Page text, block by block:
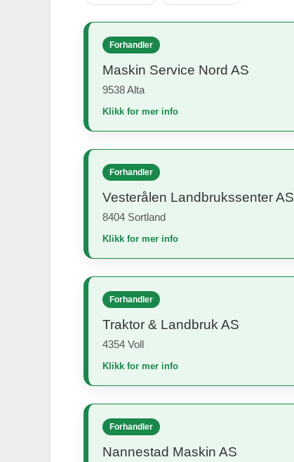
Forhandler
Maskin Service Nord AS
9538 Alta
Klikk for mer info
Forhandler
Vesterålen Landbrukssenter AS
8404 Sortland
Klikk for mer info
Forhandler
Traktor & Landbruk AS
4354 Voll
Klikk for mer info
Forhandler
Nannestad Maskin AS